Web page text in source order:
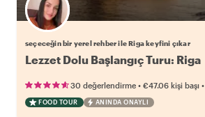
seçeceğin bir yerel rehber ile Riga keyfini çıkar
Lezzet Dolu Başlangıç Turu: Riga
30 değerlendirme • €47.06 kişi başı •
FOOD TOUR ANINDA ONAYLI